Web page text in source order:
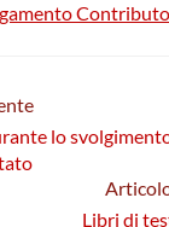
lo
Libri di